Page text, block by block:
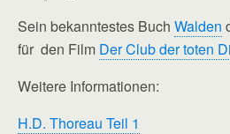
Sein bekanntestes Buch Walden
für den Film Der Club der toten
Weitere Informationen:
H.D. Thoreau Teil 1